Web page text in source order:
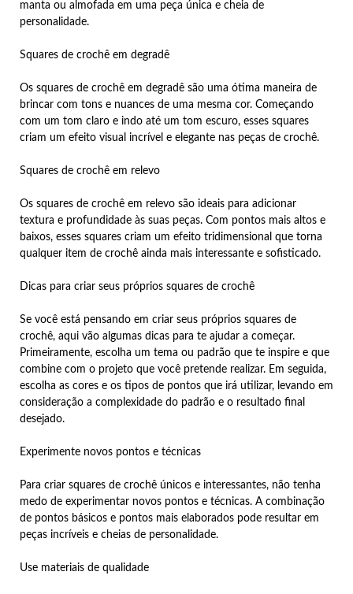
manta ou almofada em uma peça única e cheia de
personalidade.
Squares de crochê em degradê
Os squares de crochê em degradê são uma ótima maneira de
brincar com tons e nuances de uma mesma cor. Começando
com um tom claro e indo até um tom escuro, esses squares
criam um efeito visual incrível e elegante nas peças de crochê.
Squares de crochê em relevo
Os squares de crochê em relevo são ideais para adicionar
textura e profundidade às suas peças. Com pontos mais altos e
baixos, esses squares criam um efeito tridimensional que torna
qualquer item de crochê ainda mais interessante e sofisticado.
Dicas para criar seus próprios squares de crochê
Se você está pensando em criar seus próprios squares de
crochê, aqui vão algumas dicas para te ajudar a começar.
Primeiramente, escolha um tema ou padrão que te inspire e que
combine com o projeto que você pretende realizar. Em seguida,
escolha as cores e os tipos de pontos que irá utilizar, levando em
consideração a complexidade do padrão e o resultado final
desejado.
Experimente novos pontos e técnicas
Para criar squares de crochê únicos e interessantes, não tenha
medo de experimentar novos pontos e técnicas. A combinação
de pontos básicos e pontos mais elaborados pode resultar em
peças incríveis e cheias de personalidade.
Use materiais de qualidade